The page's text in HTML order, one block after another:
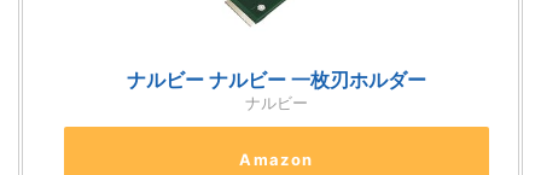
ナルビー ナルビー 一枚刃ホルダー
ナルビー
Amazon